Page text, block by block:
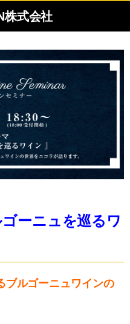
株式会社
ーニュを巡るワ
ブルゴーニュワインの